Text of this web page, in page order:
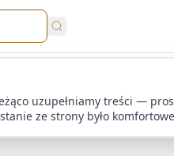
uzupełniamy treści —
ze strony było
z nami